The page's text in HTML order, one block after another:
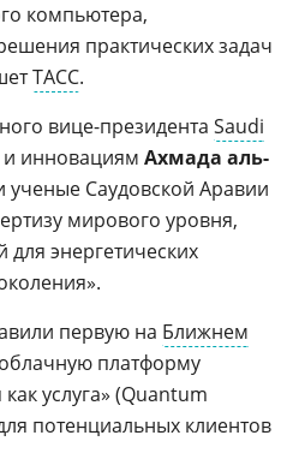
компьютера,
практических задач
ТАСС.
вице-президента Saudi
и инновациям Ахмада аль-
ученые Саудовской Аравии
мирового уровня,
для энергетических
первую на Ближнем
платформу
услуга» (Quantum
потенциальных клиентов